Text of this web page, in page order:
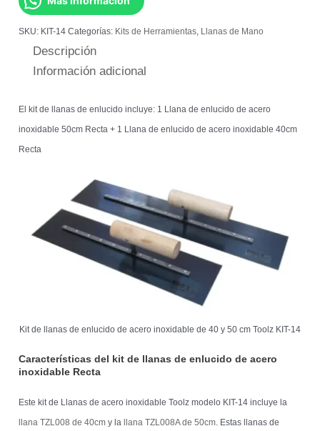
SKU: KIT-14 Categorías: Kits de Herramientas Llanas de Mano
Descripción
Información adicional
El kit de llanas de enlucido incluye: 1 Llana de enlucido de acero
inoxidable 50cm Recta + 1 Llana de enlucido de acero inoxidable 40cm
Recta
Kit de llanas de enlucido de acero inoxidable de 40 y 50 cm Toolz KIT-14
Características del kit de llanas de enlucido de acero
inoxidable Recta
Este kit de Llanas de acero inoxidable Toolz modelo KIT-14 incluye la
llana TZL008 de 40cm y lallana TZL008A de 50cm. Estas llanas de